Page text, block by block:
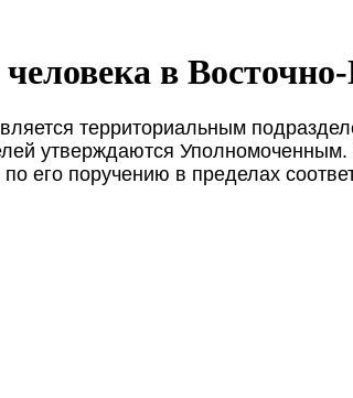
в
территориальным
утверждаются
его поручению в пределах